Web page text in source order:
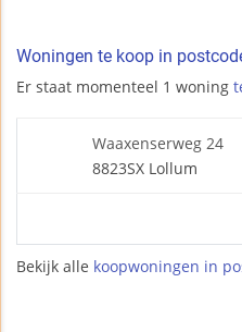
Woningen te koop in
Er staat momenteel 1 woning
Waaxenserweg 24
8823SX Lollum
Bekijk alle koopwoningen in